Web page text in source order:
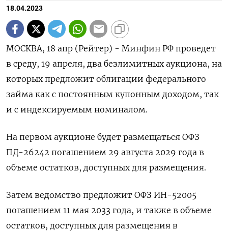
18.04.2023
МОСКВА, 18 апр (Рейтер) - Минфин РФ проведет
в среду, 19 апреля, два безлимитных аукциона, на
которых предложит облигации федерального
займа как с постоянным купонным доходом, так
и с индексируемым номиналом.
На первом аукционе будет размещаться ОФЗ
ПД-26242 погашением 29 августа 2029 года в
объеме остатков, доступных для размещения.
Затем ведомство предложит ОФЗ ИН-52005
погашением 11 мая 2033 года, и также в объеме
остатков, доступных для размещения в